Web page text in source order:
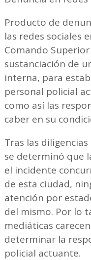
Producto de
las redes sociales
Comando
sustanciación de
interna, para
personal policial
como así las
caber en su
Tras las
se determinó que
el incidente
de esta ciudad,
atención por
del mismo. Por lo
mediáticas
determinar la
policial actuante.